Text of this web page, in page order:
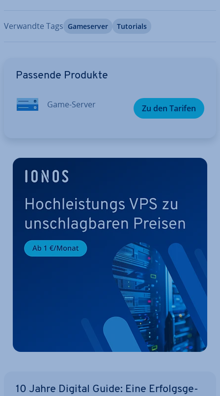
Verwandte Tags Game­ser­ver Tutorials
Passende Produkte
Game-Server Zu den Tarifen
10 Jahre Digital Guide: Eine Er­folgs­ge­